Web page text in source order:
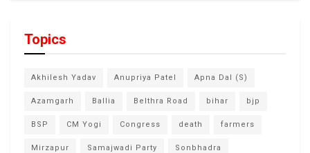
Topics
Akhilesh Yadav Anupriya Patel Apna Dal (S)
Azamgarh Ballia Belthra Road bihar bjp
BSP CM Yogi Congress death farmers
Mirzapur Samajwadi Party Sonbhadra